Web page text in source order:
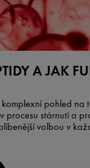
A JAK
pohled na
procesu stárnutí a
volbou v